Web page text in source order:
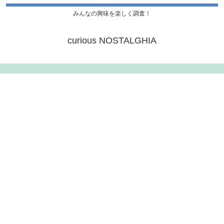
みんなの興味を楽しく調査！
curious NOSTALGHIA